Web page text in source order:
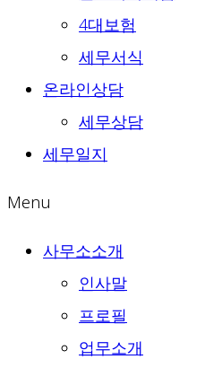
4대보험
세무서식
온라인상담
세무상담
세무일지
Menu
사무소소개
인사말
프로필
업무소개